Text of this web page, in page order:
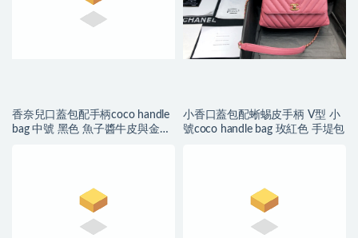
香奈兒口蓋包配手柄coco handle
bag 中號 黑色 魚子醬牛皮與金色
小香口蓋包配蜥蜴皮手柄 V型 小
號coco handle bag 玫紅色 手堤包